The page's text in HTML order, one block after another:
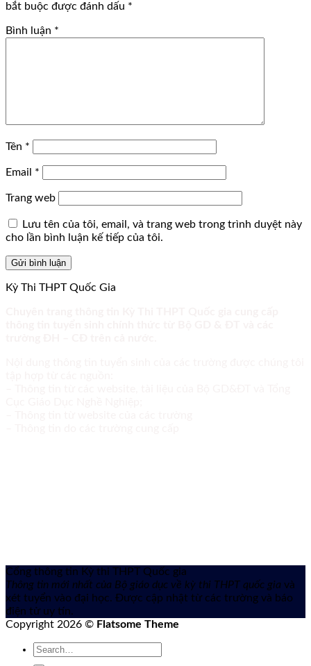
bắt buộc được đánh dấu *
Bình luận *
Tên *
Email *
Trang web
Lưu tên của tôi, email, và trang web trong trình duyệt này
cho lần bình luận kế tiếp của tôi.
Kỳ Thi THPT Quốc Gia
Cổng thông tin Kỳ thi THPT Quốc gia
Thông tin mới nhất của Bộ giáo dục về kỳ thi THPT quốc gia và
xét tuyển vào đại học. Được cập nhật từ các trường và báo
điện tử uy tín.
Copyright 2026 © Flatsome Theme